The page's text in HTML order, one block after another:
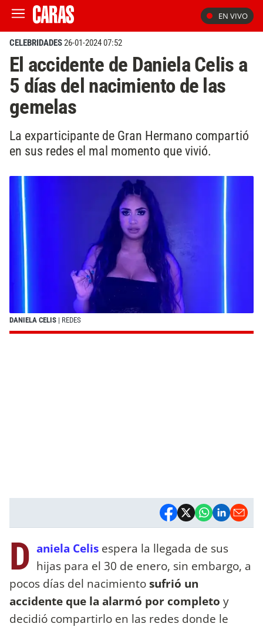
EN VIVO
CELEBRIDADES26-01-2024 07:52
El accidente de Daniela Celis a
5 días del nacimiento de las
gemelas
La exparticipante de Gran Hermano compartió
en sus redes el mal momento que vivió.
DANIELA CELIS | REDES
D aniela Celis espera la llegada de sus
hijas para el 30 de enero, sin embargo, a
pocos días del nacimientosufrió un
accidente que la alarmó por completo y
decidió compartirlo en las redes donde le